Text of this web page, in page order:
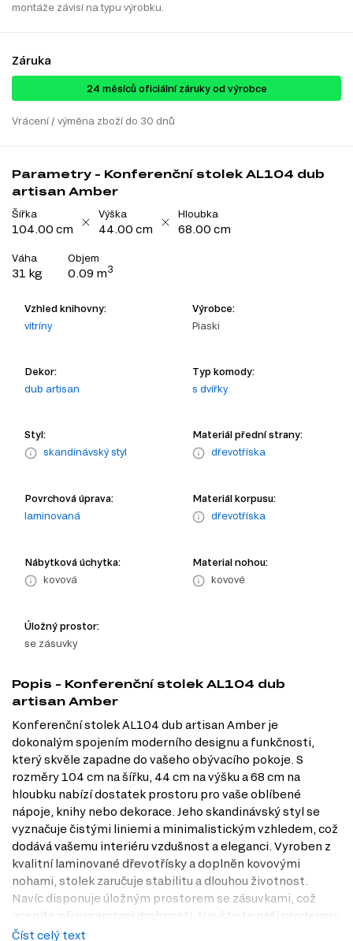
montáže závisí na typu výrobku.
Záruka
24 ​​​​měsíců oficiální záruky od výrobce
Vrácení / výměna zboží do 30 dnů
Parametry - Konferenční stolek AL104 dub
artisan Amber
Šířka
104.00 cm
Výška
44.00 cm
Hloubka
68.00 cm
Váha
31 kg
Objem
0.09 m3
Vzhled knihovny:
vitríny
Výrobce:
Piaski
Dekor:
dub artisan
Typ komody:
s dvířky
Styl:
skandinávský styl
Materiál přední strany:
dřevotříska
Povrchová úprava:
laminovaná
Materiál korpusu:
dřevotříska
Nábytková úchytka:
kovová
Material nohou:
kovové
Úložný prostor:
se zásuvky
Popis - Konferenční stolek AL104 dub
artisan Amber
Konferenční stolek AL104 dub artisan Amber je
dokonalým spojením moderního designu a funkčnosti,
který skvěle zapadne do vašeho obývacího pokoje. S
rozměry 104 cm na šířku, 44 cm na výšku a 68 cm na
hloubku nabízí dostatek prostoru pro vaše oblíbené
nápoje, knihy nebo dekorace. Jeho skandinávský styl se
vyznačuje čistými liniemi a minimalistickým vzhledem, což
dodává vašemu interiéru vzdušnost a eleganci. Vyroben z
kvalitní laminované dřevotřísky a doplněn kovovými
nohami, stolek zaručuje stabilitu a dlouhou životnost.
Navíc disponuje úložným prostorem se zásuvkami, což
oceníte při organizaci drobností. Navštivte naši prodejnu v
Praze nebo se podívejte na nabídku na Dubok.cz a objevte,
Číst celý text